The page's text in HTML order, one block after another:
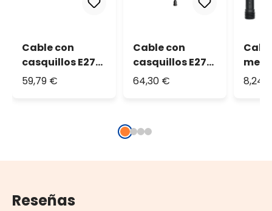
Cable con
casquillos E27
colgantes
59,79 €
Cable con
casquillos E27
colgantes
64,30 € 8,24
Reseñas